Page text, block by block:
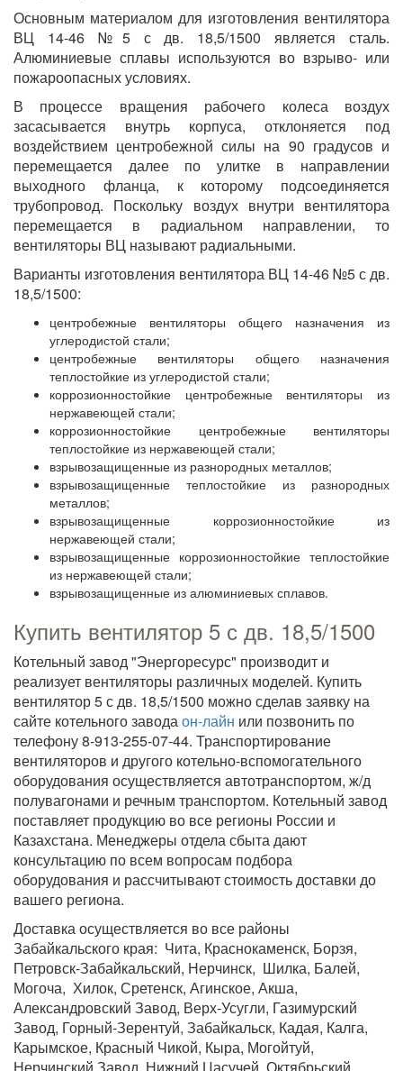
Основным материалом для изготовления вентилятора
ВЦ 14-46 №5 с дв. 18,5/1500 является сталь.
Алюминиевые сплавы используются во взрыво- или
пожароопасных условиях.
В процессе вращения рабочего колеса воздух
засасывается внутрь корпуса, отклоняется под
воздействием центробежной силы на 90 градусов и
перемещается далее по улитке в направлении
выходного фланца, к которому подсоединяется
трубопровод. Поскольку воздух внутри вентилятора
перемещается в радиальном направлении, то
вентиляторы ВЦ называют радиальными.
Варианты изготовления вентилятора ВЦ 14-46 №5 с дв.
18,5/1500:
центробежные вентиляторы общего назначения из
углеродистой стали;
центробежные вентиляторы общего назначения
теплостойкие из углеродистой стали;
коррозионностойкие центробежные вентиляторы из
нержавеющей стали;
коррозионностойкие центробежные вентиляторы
теплостойкие из нержавеющей стали;
взрывозащищенные из разнородных металлов;
взрывозащищенные теплостойкие из разнородных
металлов;
взрывозащищенные коррозионностойкие из
нержавеющей стали;
взрывозащищенные коррозионностойкие теплостойкие
из нержавеющей стали;
взрывозащищенные из алюминиевых сплавов.
Купить вентилятор 5 с дв. 18,5/1500
Котельный завод "Энергоресурс" производит и
реализует вентиляторы различных моделей. Купить
вентилятор 5 с дв. 18,5/1500 можно сделав заявку на
сайте котельного заводаон-лайн или позвонить по
телефону 8-913-255-07-44. Транспортирование
вентиляторов и другого котельно-вспомогательного
оборудования осуществляется автотранспортом, ж/д
полувагонами и речным транспортом. Котельный завод
поставляет продукцию во все регионы России и
Казахстана. Менеджеры отдела сбыта дают
консультацию по всем вопросам подбора
оборудования и рассчитывают стоимость доставки до
вашего региона.
Доставка осуществляется во все районы
Забайкальского края: Чита, Краснокаменск, Борзя,
Петровск-Забайкальский, Нерчинск, Шилка, Балей,
Могоча, Хилок, Сретенск, Агинское, Акша,
Александровский Завод, Верх-Усугли, Газимурский
Завод, Горный-Зерентуй, Забайкальск, Кадая, Калга,
Карымское, Красный Чикой, Кыра, Могойтуй,